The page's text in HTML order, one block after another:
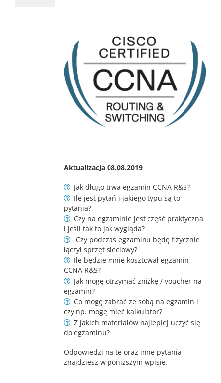
Aktualizacja 08.08.2019
Jak długo trwa egzamin CCNA R&S?
Ile jest pytań i jakiego typu są to
pytania?
Czy na egzaminie jest część praktyczna
i jeśli tak to jak wygląda?
Czy podczas egzaminu będę fizycznie
łączył sprzęt sieciowy?
Ile będzie mnie kosztował egzamin
CCNA R&S?
Jak mogę otrzymać zniżkę / voucher na
egzamin?
Co mogę zabrać ze sobą na egzamin i
czy np. mogę mieć kalkulator?
Z jakich materiałów najlepiej uczyć się
do egzaminu?
Odpowiedzi na te oraz inne pytania
znajdziesz w poniższym wpisie.